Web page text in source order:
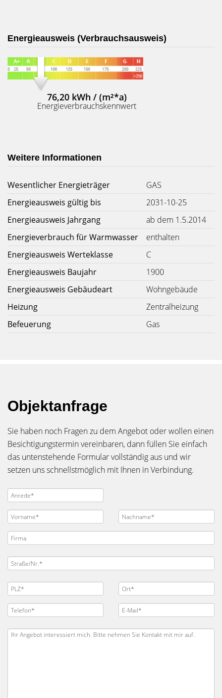
Energieausweis (Verbrauchsausweis)
76,20 kWh / (m²*a)
Energieverbrauchskennwert
Weitere Informationen
Wesentlicher Energieträger
GAS
Energieausweis gültig bis
2031-10-25
Energieausweis Jahrgang
ab dem 1.5.2014
Energieverbrauch für Warmwasser
enthalten
Energieausweis Werteklasse
C
Energieausweis Baujahr
1900
Energieausweis Gebäudeart
Wohngebäude
Heizung
Zentralheizung
Befeuerung
Gas
Objektanfrage
Sie haben noch Fragen zu dem Angebot oder wollen einen
Besichtigungstermin vereinbaren, dann füllen Sie einfach
das untenstehende Formular vollständig aus und wir
setzen uns schnellstmöglich mit Ihnen in Verbindung.